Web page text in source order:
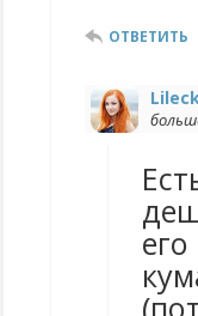
ОТВЕТИТЬ